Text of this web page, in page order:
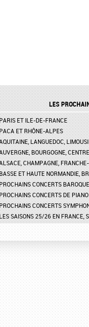
LES
PARIS ET ILE-DE-FRANCE
PACA ET RHÔNE-ALPES
LANGUEDOC,
BOURGOGNE, CENTRE
CHAMPAGNE,
BASSE ET HAUTE NORMANDIE,
PROCHAINS CONCERTS
PROCHAINS CONCERTS DE PIANO
PROCHAINS CONCERTS
LES SAISONS 25/26 EN FRANCE,